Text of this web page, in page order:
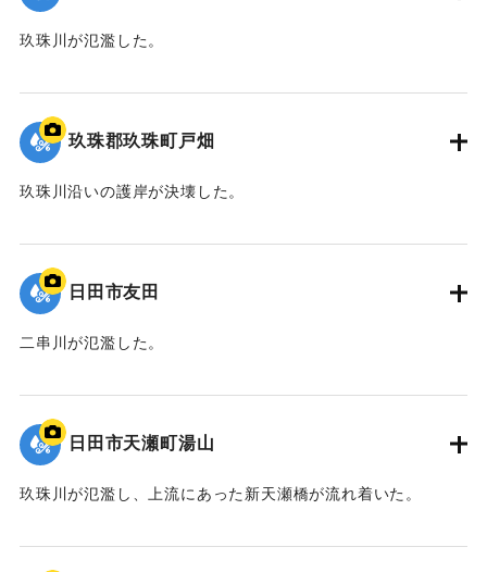
玖珠川が氾濫した。
2020/7/6｜固有コード:01215082
玖珠郡玖珠町戸畑
玖珠川沿いの護岸が決壊した。
2020/7/6｜固有コード:01215081
日田市友田
二串川が氾濫した。
2020/7/6｜固有コード:01215080
日田市天瀬町湯山
玖珠川が氾濫し、上流にあった新天瀬橋が流れ着いた。
2020/7/6｜固有コード:01215079